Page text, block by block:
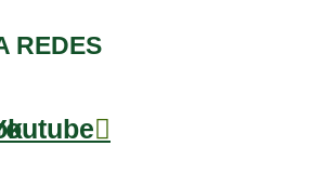
REDES